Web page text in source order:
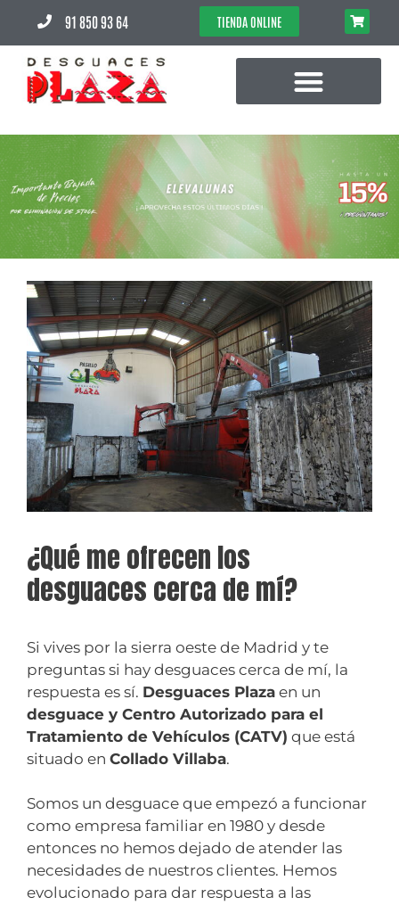
91 850 93 64 TIENDA ONLINE
¿Qué me ofrecen los
desguaces cerca de mí?
Si vives por la sierra oeste de Madrid y te
preguntas si hay desguaces cerca de mí, la
respuesta es sí. Desguaces Plaza en un
desguace y Centro Autorizado para el
Tratamiento de Vehículos (CATV) que está
situado en Collado Villaba.
Somos un desguace que empezó a funcionar
como empresa familiar en 1980 y desde
entonces no hemos dejado de atender las
necesidades de nuestros clientes. Hemos
evolucionado para dar respuesta a las